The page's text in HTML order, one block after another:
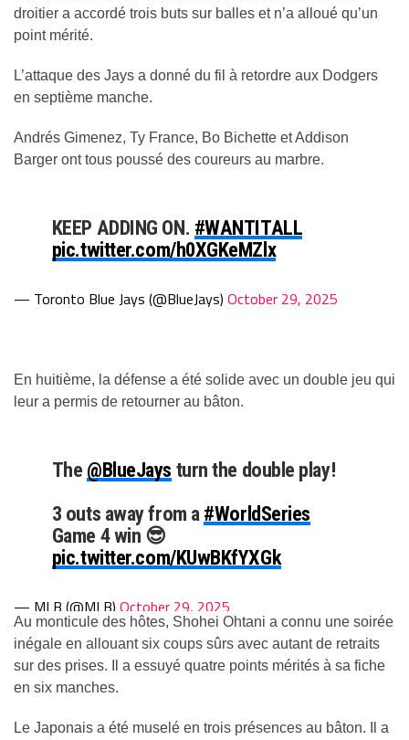
droitier a accordé trois buts sur balles et n’a alloué qu’un
point mérité.
L’attaque des Jays a donné du fil à retordre aux Dodgers
en septième manche.
Andrés Gimenez, Ty France, Bo Bichette et Addison
Barger ont tous poussé des coureurs au marbre.
KEEP ADDING ON. #WANTITALL
pic.twitter.com/h0XGKeMZlx
— Toronto Blue Jays (@BlueJays) October 29, 2025
En huitième, la défense a été solide avec un double jeu qui
leur a permis de retourner au bâton.
The @BlueJays turn the double play!
3 outs away from a#WorldSeries
Game 4 win 😎
pic.twitter.com/KUwBKfYXGk
— MLB (@MLB) October 29, 2025
Au monticule des hôtes, Shohei Ohtani a connu une soirée
inégale en allouant six coups sûrs avec autant de retraits
sur des prises. Il a essuyé quatre points mérités à sa fiche
en six manches.
Le Japonais a été muselé en trois présences au bâton. Il a